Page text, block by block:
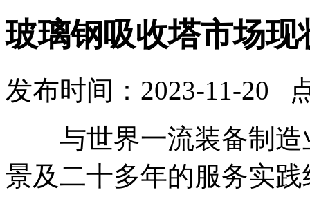
玻璃钢吸收塔市场现
发布时间：2023-11-20
与世界一流装备制造
景及二十多年的服务实